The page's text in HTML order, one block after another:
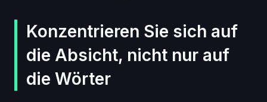
Konzentrieren Sie sich auf
die Absicht, nicht nur auf
die Wörter